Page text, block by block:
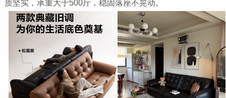
质坚实，承重大于500斤，稳固落座不晃动。